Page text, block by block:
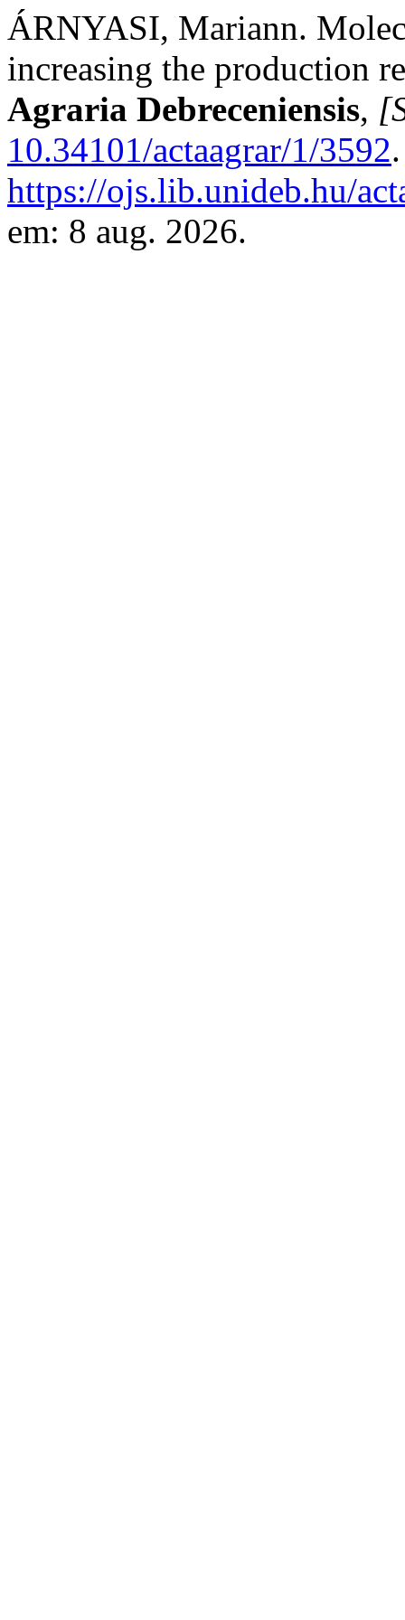
ÁRNYASI, Mariann.
increasing the production
Agraria Debreceniensis,
10.34101/actaagrar/1/3592
https://ojs.lib.unideb.hu/
em: 8 aug. 2026.